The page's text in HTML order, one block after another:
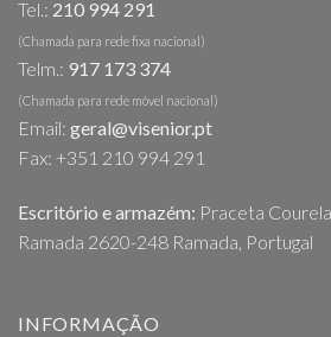
Tel.: 210 994 291
(Chamada para rede fixa nacional)
Telm.: 917 173 374
(Chamada para rede móvel nacional)
Email: geral@visenior.pt
Fax: +351 210 994 291
Escritório e armazém: Praceta
Ramada 2620-248 Ramada, Portugal
INFORMAÇÃO